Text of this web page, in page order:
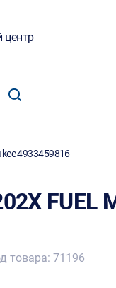
центр
4933459816
FUEL
товара: 71196